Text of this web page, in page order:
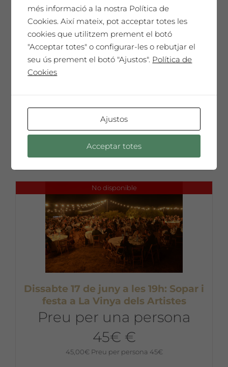
i festa a La Vinya dels Artistes
Preu per una persona
35€ €
€Preu per persona 35€
No disponible
Dissabte 17 de juny a les 19h: Sopar i
festa a La Vinya dels Artistes
Preu per una persona
45€ €
45,00€ Preu per persona 45€
més informació a la nostra Política de
Cookies. Així mateix, pot acceptar totes les
cookies que utilitzem prement el botó
"Acceptar totes" o configurar-les o rebutjar el
seu ús prement el botó "Ajustos". Política de
Cookies
Ajustos
Acceptar totes